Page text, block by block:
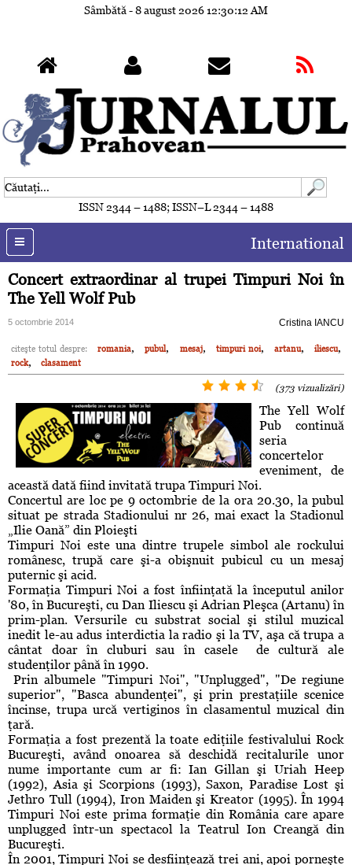
Sâmbătă - 8 august 202612:30:14 AM
ISSN 2344 – 1488; ISSN–L 2344 – 1488
International
Concert extraordinar al trupei Timpuri Noi în
The Yell Wolf Pub
5 octombrie 2014 Cristina IANCU
citeşte totul despre: romania, pubul, mesaj, timpuri noi, artanu, iliescu,
rock, clasament
(373 vizualizări)
The Yell Wolf
Pub continuă
seria
concertelor
eveniment, de
această dată fiind invitată trupa Timpuri Noi.
Concertul are loc pe 9 octombrie de la ora 20.30, la pubul
situat pe strada Stadionului nr 26, mai exact la Stadionul
„Ilie Oană” din Ploieşti
Timpuri Noi este una dintre trupele simbol ale rockului
românesc, trupă care şi-a obişnuit pubicul cu un mesaj
puternic şi acid.
Formaţia Timpuri Noi a fost înfiinţată la începutul anilor
'80, în Bucureşti, cu Dan Iliescu şi Adrian Pleşca (Artanu) în
prim-plan. Versurile cu substrat social şi stilul muzical
inedit le-au adus interdictia la radio şi la TV, aşa că trupa a
cântat doar în cluburi sau în casele de cultură ale
studenţilor până în 1990.
Prin albumele "Timpuri Noi", "Unplugged", "De regiune
superior", "Basca abundenţei", şi prin prestaţiile scenice
încinse, trupa urcă vertiginos în clasamentul muzical din
ţară.
Formaţia a fost prezentă la toate ediţiile festivalului Rock
Bucureşti, având onoarea să deschidă recitalurile unor
nume importante cum ar fi: Ian Gillan şi Uriah Heep
(1992), Asia şi Scorpions (1993), Saxon, Paradise Lost şi
Jethro Tull (1994), Iron Maiden şi Kreator (1995). În 1994
Timpuri Noi este prima formaţie din România care apare
unplugged într-un spectacol la Teatrul Ion Creangă din
Bucureşti.
În 2001, Timpuri Noi se desfiinţează trei ani, apoi porneşte